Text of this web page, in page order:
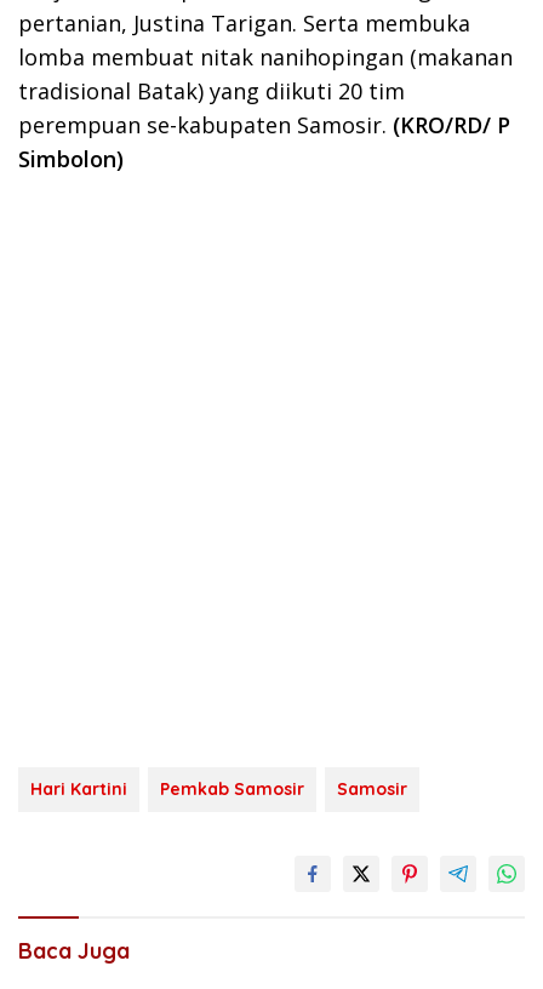
pertanian, Justina Tarigan. Serta membuka
lomba membuat nitak nanihopingan (makanan
tradisional Batak) yang diikuti 20 tim
perempuan se-kabupaten Samosir. (KRO/RD/ P
Simbolon)
Hari Kartini Pemkab Samosir Samosir
Baca Juga